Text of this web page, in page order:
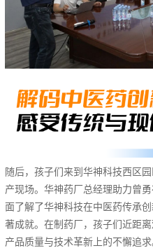
随后，孩子们来到华神科技西区
产现场。华神药厂总经理助力曾
面了解了华神科技在中医药传承
著成就。在制药厂，孩子们近距
产品质量与技术革新上的不懈追求